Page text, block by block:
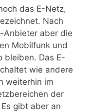
das E-Netz,
Nach
Anbieter aber die
Mobilfunk und
bleiben. Das E-
wie andere
weiterhin im
der
gibt aber an